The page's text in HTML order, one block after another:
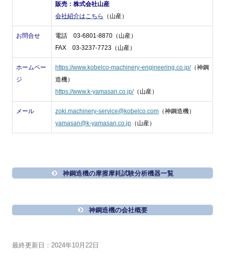
販売：株式会社山産
会社紹介はこちら
（山産）
お問合せ
電話 03-6801-8870（山産）
FAX 03-3237-7723（山産）
ホームペー
ジ
https://www.kobelco-machinery-engineering.co.jp/（神鋼
造機）
https://www.k-yamasan.co.jp/（山産）
メール zoki.machinery-service@kobelco.com （神鋼造機）
yamasan@k-yamasan.co.jp （山産）
神鋼造機の摩擦摩耗試験分析機器一覧
神鋼造機の会社概要
最終更新日：2024年10月22日